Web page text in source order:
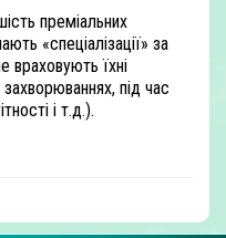
преміальних
«спеціалізації» за
враховують їхні
під час
і т.д.).